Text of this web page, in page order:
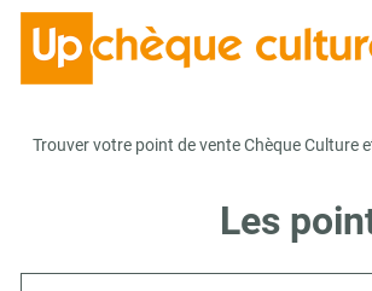
Trouver votre point de vente Chèque Culture
Les